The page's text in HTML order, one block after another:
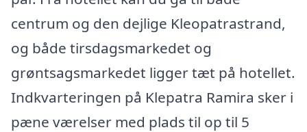
centrum og den dejlige Kleopatrastrand,
og både tirsdagsmarkedet og
grøntsagsmarkedet ligger tæt på hotellet.
Indkvarteringen på Klepatra Ramira sker i
pæne værelser med plads til op til 5